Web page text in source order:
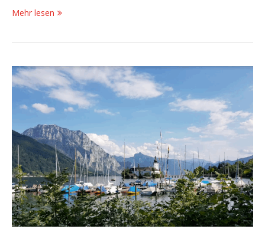
Mehr lesen